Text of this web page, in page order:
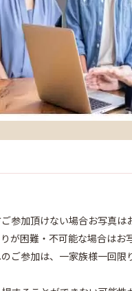
参加頂けない場合お写真は
が困難・不可能な場合はお
ご参加は、一家族様一回限